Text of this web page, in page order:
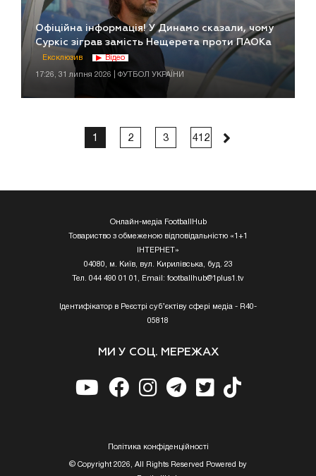
Офіційна інформація! У Динамо сказали, чому
Суркіс зіграв замість Нещерета проти ПАОКа
Ексклюзив Відео
17:26, 31 липня 2026 | ФУТБОЛ УКРАЇНИ
1 2 3 412
Онлайн-медіа FootballHub
Товариство з обмеженою відповідальністю «1+1
ІНТЕРНЕТ»
04080, м. Київ, вул. Кирилівська, буд. 23
Тел. 044 490 01 01, Email: footballhub@1plus1.tv
Ідентифікатор в Реєстрі суб’єктіву сфері медіа - R40-
05818
МИ У СОЦ. МЕРЕЖАХ
Полiтика конфiденцiйностi
© Copyright 2026, All Rights Reserved Powered by